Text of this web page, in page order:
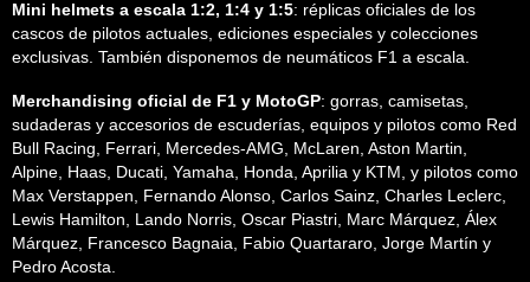
Mini helmets a escala 1:2, 1:4 y 1:5: réplicas oficiales de los
cascos de pilotos actuales, ediciones especiales y colecciones
exclusivas. También disponemos de neumáticos F1 a escala.
Merchandising oficial de F1 y MotoGP: gorras, camisetas,
sudaderas y accesorios de escuderías, equipos y pilotos como Red
Bull Racing, Ferrari, Mercedes-AMG, McLaren, Aston Martin,
Alpine, Haas, Ducati, Yamaha, Honda, Aprilia y KTM, y pilotos como
Max Verstappen, Fernando Alonso, Carlos Sainz, Charles Leclerc,
Lewis Hamilton, Lando Norris, Oscar Piastri, Marc Márquez, Álex
Márquez, Francesco Bagnaia, Fabio Quartararo, Jorge Martín y
Pedro Acosta.